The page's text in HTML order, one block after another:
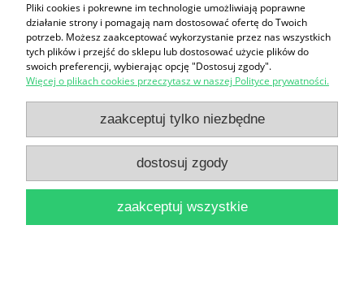
Drogi przez morze : Córy życie 6 / May Grethe
Lerum
do koszyka
Pliki cookies i pokrewne im technologie umożliwiają poprawne
działanie strony i pomagają nam dostosować ofertę do Twoich
potrzeb. Możesz zaakceptować wykorzystanie przez nas wszystkich
tych plików i przejść do sklepu lub dostosować użycie plików do
swoich preferencji, wybierając opcję "Dostosuj zgody".
Więcej o plikach cookies przeczytasz w naszej Polityce prywatności.
zaakceptuj tylko niezbędne
dostosuj zgody
zaakceptuj wszystkie